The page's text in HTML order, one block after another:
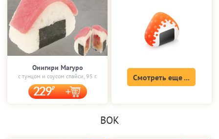
Онигири Магуро
с тунцом и соусом спайси, 95 г.
229
Смотреть еще ...
ВОК